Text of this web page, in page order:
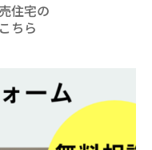
住宅の
ちら